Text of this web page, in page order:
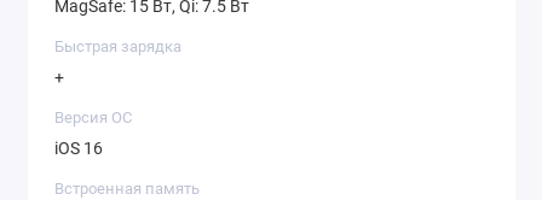
MagSafe: 15 Вт, Qi: 7.5 Вт
Быстрая зарядка
+
Версия ОС
iOS 16
Встроенная память